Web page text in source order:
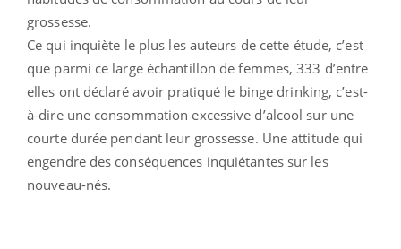
grossesse.
Ce qui inquiète le plus les auteurs de cette étude, c’est
que parmi ce large échantillon de femmes, 333 d’entre
elles ont déclaré avoir pratiqué le binge drinking, c’est-
à-dire une consommation excessive d’alcool sur une
courte durée pendant leur grossesse. Une attitude qui
engendre des conséquences inquiétantes sur les
nouveau-nés.